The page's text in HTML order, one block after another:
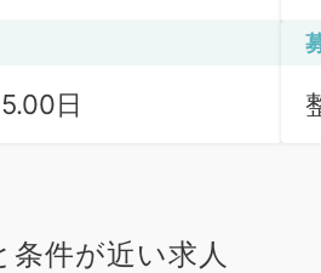
日
条件が近い求人